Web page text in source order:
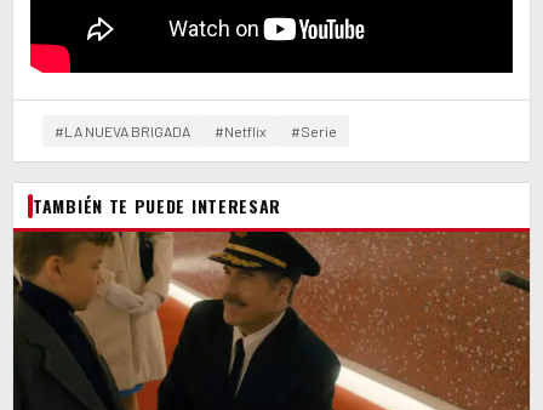
#LA NUEVA BRIGADA #Netflix #Serie
TAMBIÉN TE PUEDE INTERESAR